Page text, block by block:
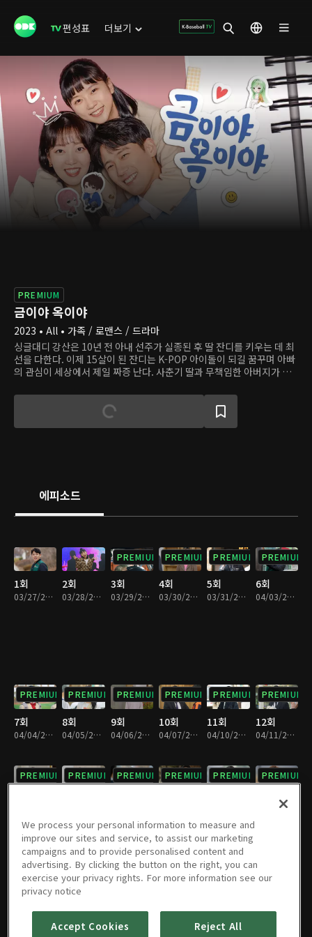
편성표 더보기
PREMIUM
금이야 옥이야
2023 • All • 가족 / 로맨스 / 드라마
싱글대디 강산은 10년 전 아내 선주가 실종된 후 딸 잔디를 키우는 데 최
선을 다한다. 이제 15살이 된 잔디는 K-POP 아이돌이 되길 꿈꾸며 아빠
의 관심이 세상에서 제일 짜증 난다. 사춘기 딸과 무책임한 아버지가 치
때, 한줄기 빛처럼 새로운 사랑이 찾아온다. 큰 식품기업 집안의 딸 미래
는 친부에게 버려지고 입양된 아픔이 있고, 자신처럼 상처받은 아이들의
치유를 돕고 싶다는 꿈을 품고 있다. 그 꿈을 실현하는 첫발을 내딛는 시
에피소드
1회
03/27/2023 • 28분
2회
03/28/2023 • 29분
PREMIUM
3회
03/29/2023 • 29분
PREMIUM
4회
03/30/2023 • 29분
PREMIUM
5회
03/31/2023 • 29분
PREMIUM
6회
04/03/2023 • 29분
PREMIUM
7회
04/04/2023 • 28분
PREMIUM
8회
04/05/2023 • 28분
PREMIUM
9회
04/06/2023 • 29분
PREMIUM
10회
04/07/2023 • 29분
PREMIUM
11회
04/10/2023 • 29분
PREMIUM
12회
04/11/2023 • 29분
PREMIUM PREMIUM PREMIUM PREMIUM PREMIUM PREMIUM
PREMIUM
19회
04/20/2023 • 28분
PREMIUM
20회
PREMIUM
21회
PREMIUM
22회
PREMIUM
23회 24회
We process your personal information to measure and
improve our sites and service, to assist our marketing
campaigns and to provide personalised content and
advertising. By clicking the button on the right, you can
exercise your privacy rights. For more information see our
privacy notice
Accept Cookies Reject All